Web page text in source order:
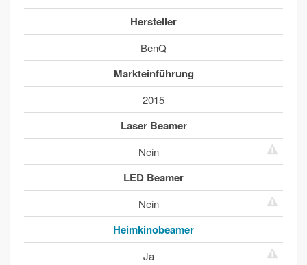
Hersteller
BenQ
Markteinführung
2015
Laser Beamer
Nein
LED Beamer
Nein
Heimkinobeamer
Ja